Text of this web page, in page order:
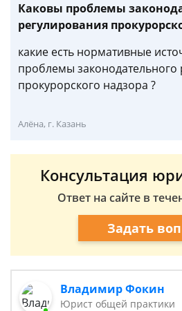
Каковы проблемы
регулирования
какие есть нормативные
проблемы законодательного
прокурорского надзора ?
Алёна, г. Казань
Консультация
Ответ на сайте в
Задать
Владимир Фокин
Юрист общей практики